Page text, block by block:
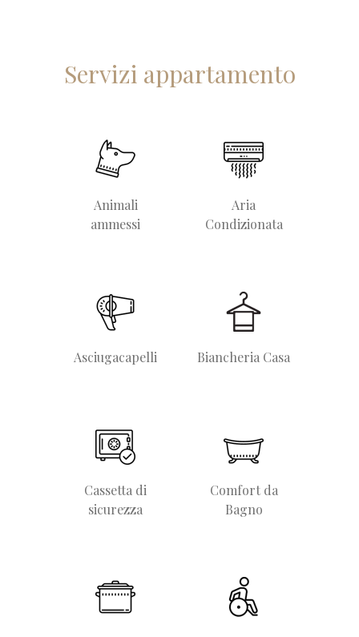
Servizi appartamento
Animali
ammessi
Aria
Condizionata
Asciugacapelli Biancheria Casa
Cassetta di
sicurezza
Comfort da
Bagno